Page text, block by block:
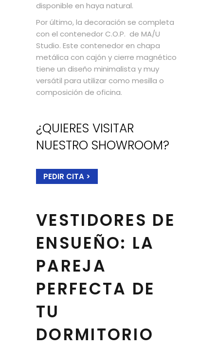
disponible en haya natural.
Por último, la decoración se completa
con el contenedor C.O.P. de MA/U
Studio. Este contenedor en chapa
metálica con cajón y cierre magnético
tiene un diseño minimalista y muy
versátil para utilizar como mesilla o
composición de oficina.
¿QUIERES VISITAR
NUESTRO SHOWROOM?
PEDIR CITA >
VESTIDORES DE
ENSUEÑO: LA
PAREJA
PERFECTA DE
TU
DORMITORIO